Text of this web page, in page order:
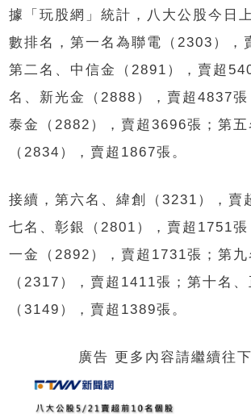
據「玩股網」統計，八大公股今日
數排名，第一名為聯電（2303），
第二名、中信金（2891），賣超
名、新光金（2888），賣超4837張
泰金（2882），賣超3696張；第五
（2834），賣超1867張。
接續，第六名、緯創（3231），賣
七名、彰銀（2801），賣超1751
一金（2892），賣超1731張；第九
（2317），賣超1411張；第十名、
（3149），賣超1389張。
廣告 更多內容請繼續往